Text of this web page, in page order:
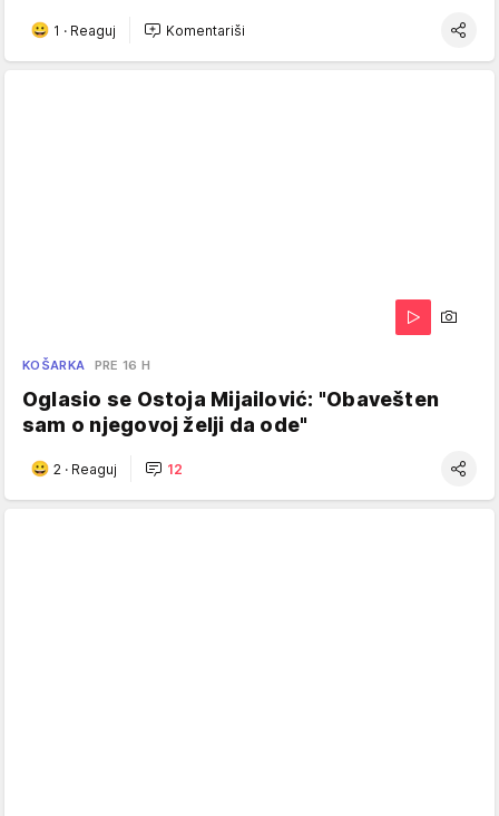
1 · Reaguj Komentariši
KOŠARKA PRE 16 H
Oglasio se Ostoja Mijailović: "Obavešten
sam o njegovoj želji da ode"
2 · Reaguj 12